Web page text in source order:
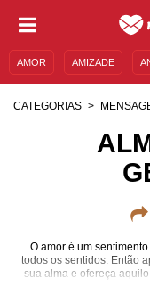
AMOR AMIZADE
MENSAGENS E FRASES
CATEGORIAS
O amor é um
todos os sentidos. Então
sua alma e ofereça
amor